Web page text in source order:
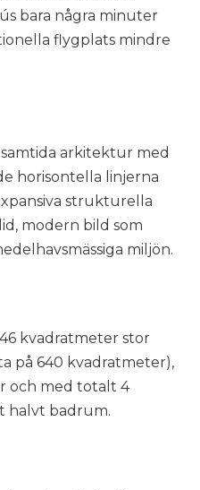
bara några minuter
flygplats mindre
arkitektur med
horisontella linjerna
strukturella
modern bild som
miljön.
kvadratmeter stor
på 640 kvadratmeter),
och med totalt 4
halvt badrum.